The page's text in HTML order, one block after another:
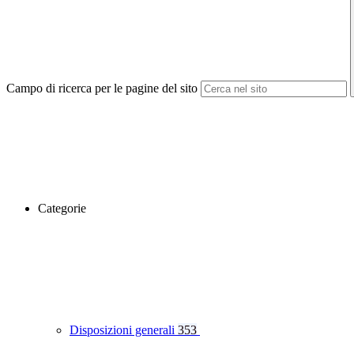
Campo di ricerca per le pagine del sito
Categorie
Disposizioni generali 353